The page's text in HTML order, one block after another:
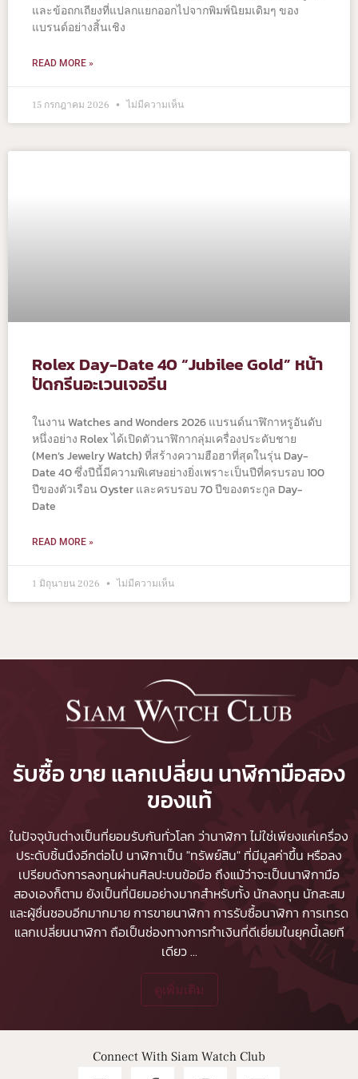
และข้อถกเถียงที่แปลกแยกออกไปจากพิมพ์นิยมเดิมๆ ของ
แบรนด์อย่างสิ้นเชิง
READ MORE »
15 กรกฎาคม 2026 ไม่มีความเห็น
Rolex Day-Date 40 “Jubilee Gold” หน้า
ปัดกรีนอะเวนเจอรีน
ในงาน Watches and Wonders 2026 แบรนด์นาฬิกาหรูอันดับ
หนึ่งอย่าง Rolex ได้เปิดตัวนาฬิกากลุ่มเครื่องประดับชาย
(Men’s Jewelry Watch) ที่สร้างความฮือฮาที่สุดในรุ่น Day-
Date 40 ซึ่งปีนี้มีความพิเศษอย่างยิ่งเพราะเป็นปีที่ครบรอบ 100
ปีของตัวเรือน Oyster และครบรอบ 70 ปีของตระกูล Day-
Date
READ MORE »
1 มิถุนายน 2026 ไม่มีความเห็น
รับซื้อ ขาย แลกเปลี่ยน นาฬิกามือสอง
ของแท้
ในปัจจุบันต่างเป็นที่ยอมรับกันทั่วโลก ว่านาฬิกา ไม่ใช่เพียงแค่เครื่อง
ประดับชิ้นนึงอีกต่อไป นาฬิกาเป็น "ทรัพย์สิน" ที่มีมูลค่าขึ้น หรือลง
เปรียบดังการลงทุนผ่านศิลปะบนข้อมือ ถึงแม้ว่าจะเป็นนาฬิกามือ
สองเองก็ตาม ยังเป็นที่นิยมอย่างมากสำหรับทั้ง นักลงทุน นักสะสม
และผู้ชื่นชอบอีกมากมายการขายนาฬิกา การรับซื้อนาฬิกา การเทรด
แลกเปลี่ยนนาฬิกา ถือเป็นช่องทางการทำเงินที่ดีเยี่ยมในยุคนี้เลยที
เดียว...
ดูเพิ่มเติม
Connect With Siam Watch Club